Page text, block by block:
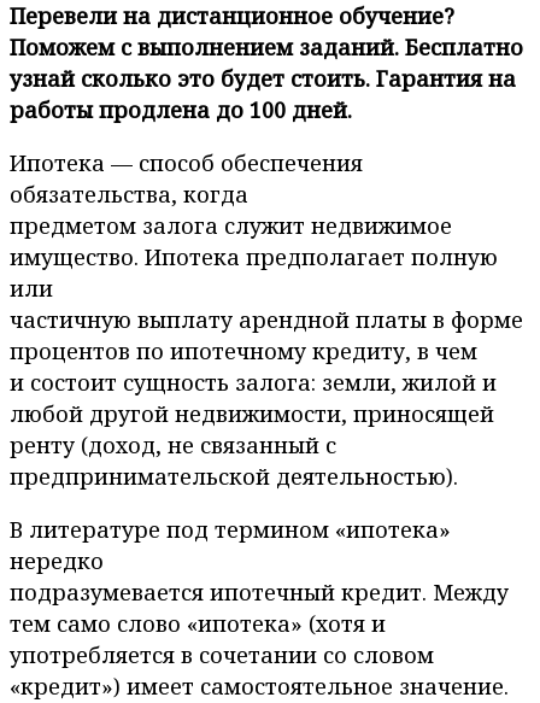
Перевели на дистанционное обучение?
Поможем с выполнением заданий. Бесплатно
узнай сколько это будет стоить. Гарантия на
работы продлена до 100 дней.
Ипотека — способ обеспечения
обязательства, когда
предметом залога служит недвижимое
имущество. Ипотека предполагает полную
или
частичную выплату арендной платы в форме
процентов по ипотечному кредиту, в чем
и состоит сущность залога: земли, жилой и
любой другой недвижимости, приносящей
ренту (доход, не связанный с
предпринимательской деятельностью).
В литературе под термином «ипотека»
нередко
подразумевается ипотечный кредит. Между
тем само слово «ипотека» (хотя и
употребляется в сочетании со словом
«кредит») имеет самостоятельное значение.